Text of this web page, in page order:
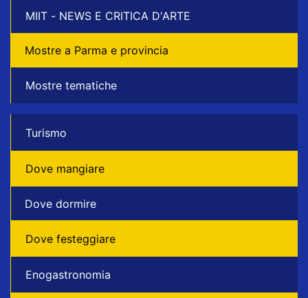
MIIT - NEWS E CRITICA D'ARTE
Mostre a Parma e provincia
Mostre tematiche
Turismo
Dove mangiare
Dove dormire
Dove festeggiare
Enogastronomia